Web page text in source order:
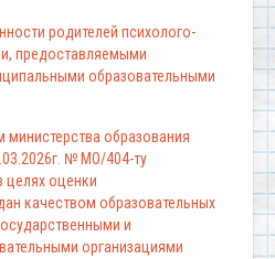
родителей психолого-
предоставляемыми
образовательными
министерства образования
№ МО/404-ту
целях оценки
качеством образовательных
и
организациями